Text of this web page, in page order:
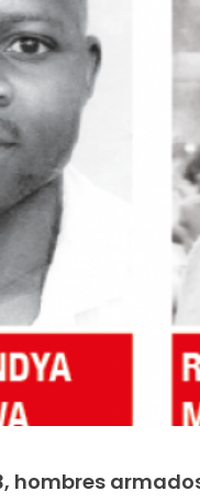
hombres